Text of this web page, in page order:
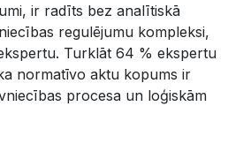
ir radīts bez analītiskā
regulējumu kompleksi,
Turklāt 64 % ekspertu
normatīvo aktu kopums ir
procesa un loģiskām